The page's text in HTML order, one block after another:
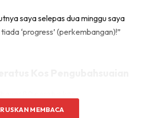
kediaman anda.
download sekarang di
saya selepas dua minggu saya
‘progress’ (perkembangan)!”
Wan turut mendedahkan
MEMBACA